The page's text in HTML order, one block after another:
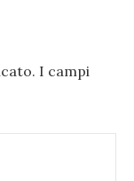
I campi